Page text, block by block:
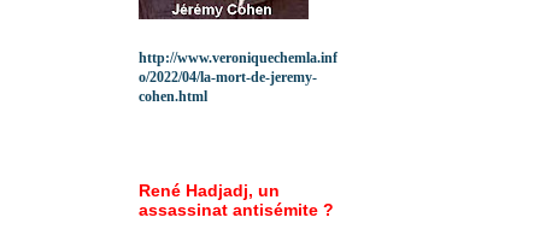
http://www.veroniquechemla.inf
o/2022/04/la-mort-de-jeremy-
cohen.html
René Hadjadj, un
assassinat antisémite ?